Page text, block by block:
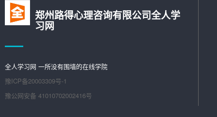
郑州路得心理咨询有限公司全人学
习网
全人学习网 一所没有围墙的在线学院
豫ICP备20003309号-1
豫公网安备 41010702002416号